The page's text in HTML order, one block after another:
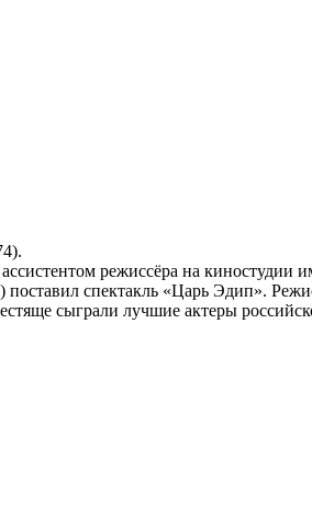
режиссёра на
спектакль «Царь Эдип».
сыграли лучшие актеры